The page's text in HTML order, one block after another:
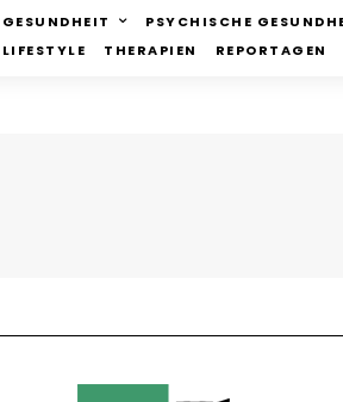
GESUNDHEIT PSYCHISCHE
LIFESTYLE
THERAPIEN REPORTAGEN